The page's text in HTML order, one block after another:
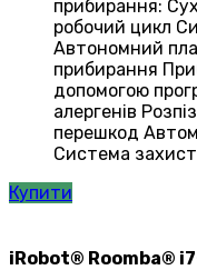
прибирання:
робочий цикл
Автономний
прибирання
допомогою
алергенів
перешкод
Система
Купити
iRobot® Roomba®